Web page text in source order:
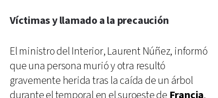
Víctimas y llamado a la precaución
El ministro del Interior, Laurent Núñez, informó
que una persona murió y otra resultó
gravemente herida tras la caída de un árbol
durante el temporal en el suroeste de Francia.